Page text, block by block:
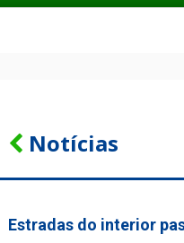
Notícias
Estradas do interior